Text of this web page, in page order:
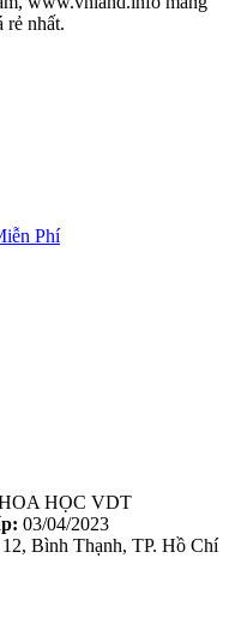
rẻ nhất.
HỌC VDT
03/04/2023
Bình Thạnh, TP. Hồ Chí